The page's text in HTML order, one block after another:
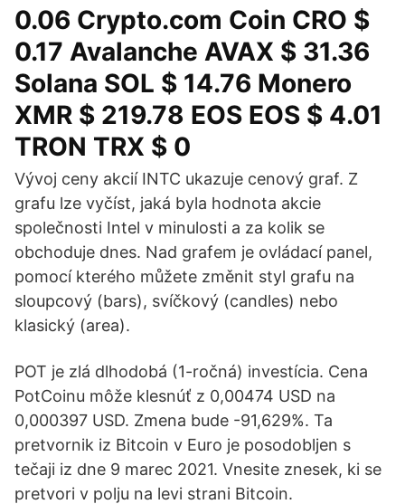
0.06 Crypto.com Coin CRO $
0.17 Avalanche AVAX $ 31.36
Solana SOL $ 14.76 Monero
XMR $ 219.78 EOS EOS $ 4.01
TRON TRX $ 0
Vývoj ceny akcií INTC ukazuje cenový graf. Z
grafu lze vyčíst, jaká byla hodnota akcie
společnosti Intel v minulosti a za kolik se
obchoduje dnes. Nad grafem je ovládací panel,
pomocí kterého můžete změnit styl grafu na
sloupcový (bars), svíčkový (candles) nebo
klasický (area).
POT je zlá dlhodobá (1-ročná) investícia. Cena
PotCoinu môže klesnúť z 0,00474 USD na
0,000397 USD. Zmena bude -91,629%. Ta
pretvornik iz Bitcoin v Euro je posodobljen s
tečaji iz dne 9 marec 2021. Vnesite znesek, ki se
pretvori v polju na levi strani Bitcoin.